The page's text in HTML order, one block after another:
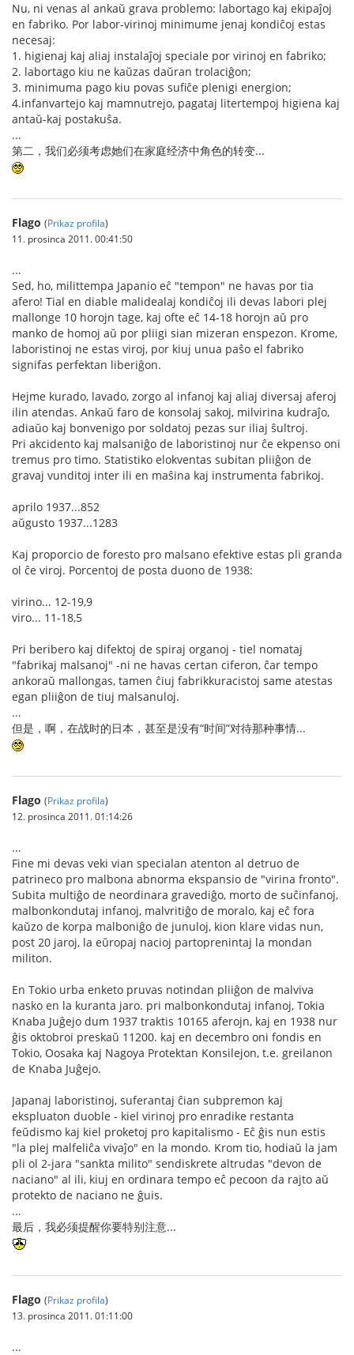
Nu, ni venas al ankaŭ grava problemo: labortago kaj ekipaĵoj
en fabriko. Por labor-virinoj minimume jenaj kondiĉoj estas
necesaj:
1. higienaj kaj aliaj instalaĵoj speciale por virinoj en fabriko;
2. labortago kiu ne kaŭzas daŭran trolaciĝon;
3. minimuma pago kiu povas sufiĉe plenigi energion;
4.infanvartejo kaj mamnutrejo, pagataj litertempoj higiena kaj
antaŭ-kaj postakuŝa.
...
第二，我们必须考虑她们在家庭经济中角色的转变...
Flago (Prikaz profila)
11. prosinca 2011. 00:41:50
...
Sed, ho, milittempa Japanio eĉ "tempon" ne havas por tia
afero! Tial en diable malidealaj kondiĉoj ili devas labori plej
mallonge 10 horojn tage, kaj ofte eĉ 14-18 horojn aŭ pro
manko de homoj aŭ por pliigi sian mizeran enspezon. Krome,
laboristinoj ne estas viroj, por kiuj unua paŝo el fabriko
signifas perfektan liberiĝon.
Hejme kurado, lavado, zorgo al infanoj kaj aliaj diversaj aferoj
ilin atendas. Ankaŭ faro de konsolaj sakoj, milvirina kudraĵo,
adiaŭo kaj bonvenigo por soldatoj pezas sur iliaj ŝultroj.
Pri akcidento kaj malsaniĝo de laboristinoj nur ĉe ekpenso oni
tremus pro timo. Statistiko elokventas subitan pliiĝon de
gravaj vunditoj inter ili en maŝina kaj instrumenta fabrikoj.
aprilo 1937...852
aŭgusto 1937...1283
Kaj proporcio de foresto pro malsano efektive estas pli granda
ol ĉe viroj. Porcentoj de posta duono de 1938:
virino... 12-19,9
viro... 11-18,5
Pri beribero kaj difektoj de spiraj organoj - tiel nomataj
"fabrikaj malsanoj" -ni ne havas certan ciferon, ĉar tempo
ankoraŭ mallongas, tamen ĉiuj fabrikkuracistoj same atestas
egan pliiĝon de tiuj malsanuloj.
...
但是，啊，在战时的日本，甚至是没有“时间”对待那种事情...
Flago (Prikaz profila)
12. prosinca 2011. 01:14:26
...
Fine mi devas veki vian specialan atenton al detruo de
patrineco pro malbona abnorma ekspansio de "virina fronto".
Subita multiĝo de neordinara gravediĝo, morto de suĉinfanoj,
malbonkondutaj infanoj, malvritiĝo de moralo, kaj eĉ fora
kaŭzo de korpa malboniĝo de junuloj, kion klare vidas nun,
post 20 jaroj, la eŭropaj nacioj partoprenintaj la mondan
militon.
En Tokio urba enketo pruvas notindan pliiĝon de malviva
nasko en la kuranta jaro. pri malbonkondutaj infanoj, Tokia
Knaba Juĝejo dum 1937 traktis 10165 aferojn, kaj en 1938 nur
ĝis oktobroi preskaŭ 11200. kaj en decembro oni fondis en
Tokio, Oosaka kaj Nagoya Protektan Konsilejon, t.e. greilanon
de Knaba Juĝejo.
Japanaj laboristinoj, suferantaj ĉian subpremon kaj
ekspluaton duoble - kiel virinoj pro enradike restanta
feŭdismo kaj kiel proketoj pro kapitalismo - Eĉ ĝis nun estis
"la plej malfeliĉa vivaĵo" en la mondo. Krom tio, hodiaŭ la jam
pli ol 2-jara "sankta milito" sendiskrete altrudas "devon de
naciano" al ili, kiuj en ordinara tempo eĉ pecoon da rajto aŭ
protekto de naciano ne ĝuis.
...
最后，我必须提醒你要特别注意...
Flago (Prikaz profila)
13. prosinca 2011. 01:11:00
...